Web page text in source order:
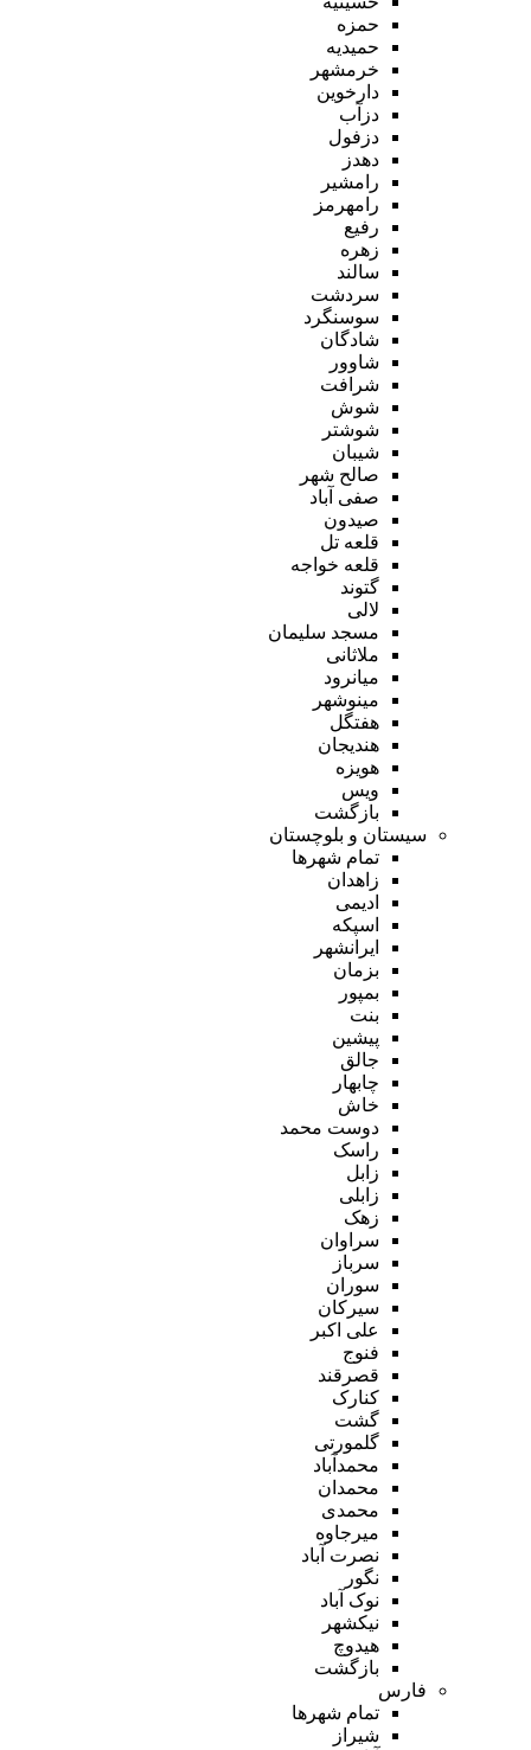
حمزه
حمیدیه
خرمشهر
دارخوین
دزآب
دزفول
دهدز
رامشیر
رامهرمز
رفیع
زهره
سالند
سردشت
سوسنگرد
شادگان
شاوور
شرافت
شوش
شوشتر
شیبان
صالح شهر
صفی آباد
صیدون
قلعه تل
قلعه خواجه
گتوند
لالی
مسجد سلیمان
ملاثانی
میانرود
مینوشهر
هفتگل
هندیجان
هویزه
ویس
بازگشت
سیستان و بلوچستان
تمام شهر‌ها
زاهدان
ادیمی
اسپکه
ایرانشهر
بزمان
بمپور
بنت
پیشین
جالق
چابهار
خاش
دوست محمد
راسک
زابل
زابلی
زهک
سراوان
سرباز
سوران
سیرکان
علی اکبر
فنوج
قصرقند
کنارک
گشت
گلمورتی
محمدآباد
محمدان
محمدی
میرجاوه
نصرت آباد
نگور
نوک آباد
نیکشهر
هیدوچ
بازگشت
فارس
تمام شهر‌ها
شیراز